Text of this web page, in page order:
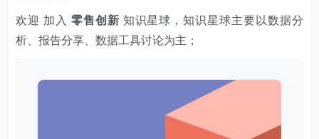
欢迎 加入 零售创新 知识星球，知识星球主要以数据分
析、报告分享、数据工具讨论为主；